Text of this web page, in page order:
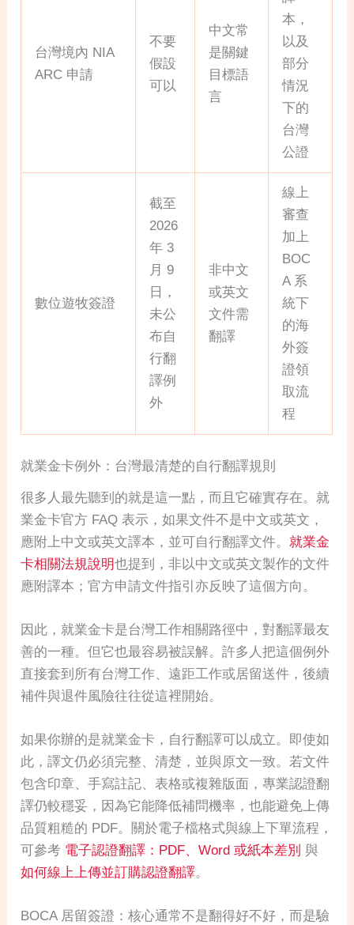
台灣境內 NIA
ARC 申請
不要
假設
可以
中文常
是關鍵
目標語
言
本，
以及
部分
情況
下的
台灣
公證
數位遊牧簽證
截至
2026
年 3
月 9
日，
未公
布自
行翻
譯例
外
非中文
或英文
文件需
翻譯
線上
審查
加上
BOC
A 系
統下
的海
外簽
證領
取流
程
就業金卡例外：台灣最清楚的自行翻譯規則
很多人最先聽到的就是這一點，而且它確實存在。就
業金卡官方 FAQ 表示，如果文件不是中文或英文，
應附上中文或英文譯本，並可自行翻譯文件。 就業金
卡相關法規說明也提到，非以中文或英文製作的文件
應附譯本；官方申請文件指引亦反映了這個方向。
因此，就業金卡是台灣工作相關路徑中，對翻譯最友
善的一種。但它也最容易被誤解。許多人把這個例外
直接套到所有台灣工作、遠距工作或居留送件，後續
補件與退件風險往往從這裡開始。
如果你辦的是就業金卡，自行翻譯可以成立。即使如
此，譯文仍必須完整、清楚，並與原文一致。若文件
包含印章、手寫註記、表格或複雜版面，專業認證翻
譯仍較穩妥，因為它能降低補問機率，也能避免上傳
品質粗糙的 PDF。關於電子檔格式與線上下單流程，
可參考 電子認證翻譯：PDF、Word 或紙本差別 與
如何線上上傳並訂購認證翻譯。
BOCA 居留簽證：核心通常不是翻得好不好，而是驗